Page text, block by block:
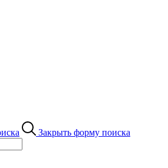
Закрыть форму поиска